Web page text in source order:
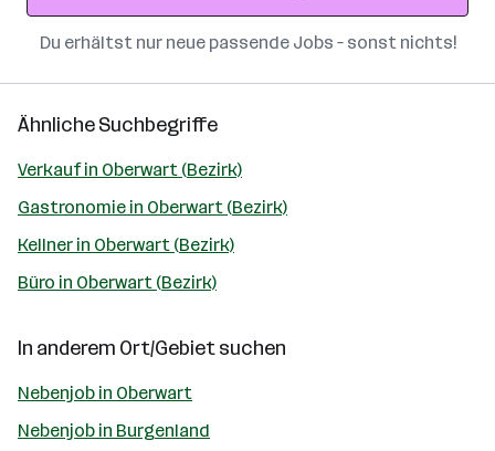
Du erhältst nur neue passende Jobs – sonst nichts!
Ähnliche Suchbegriffe
Verkauf in Oberwart (Bezirk)
Gastronomie in Oberwart (Bezirk)
Kellner in Oberwart (Bezirk)
Büro in Oberwart (Bezirk)
In anderem Ort/Gebiet suchen
Nebenjob in Oberwart
Nebenjob in Burgenland